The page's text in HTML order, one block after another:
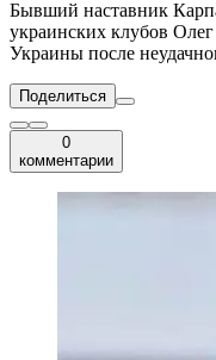
Бывший наставник
украинских клубов
Украины после
Поделиться
0
комментарии